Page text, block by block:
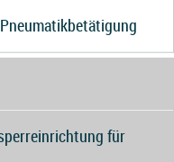
für